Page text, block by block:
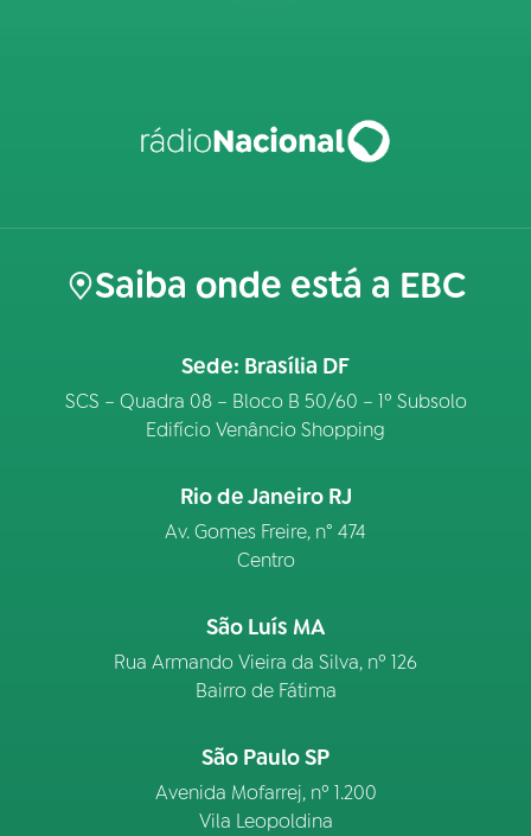
Saiba onde está a EBC
Sede: Brasília DF
SCS – Quadra 08 – Bloco B 50/60 – 1º Subsolo
Edifício Venâncio Shopping
Rio de Janeiro RJ
Av. Gomes Freire, n° 474
Centro
São Luís MA
Rua Armando Vieira da Silva, nº 126
Bairro de Fátima
São Paulo SP
Avenida Mofarrej, nº 1.200
Vila Leopoldina